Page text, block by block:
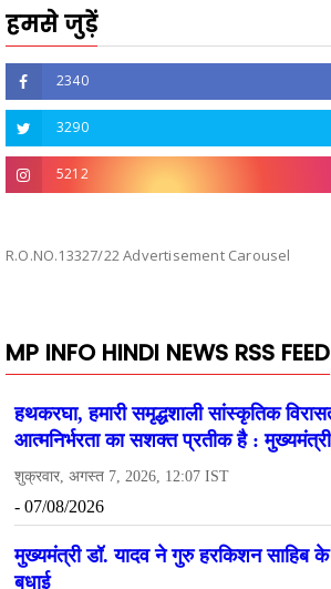
हमसे जुड़ें
2340
3290
5212
R.O.NO.13327/22 Advertisement Carousel
MP INFO HINDI NEWS RSS FEED